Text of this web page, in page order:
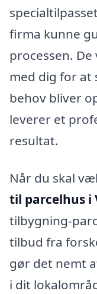
firma kunne
processen.
med dig for at
behov bliver
leverer et
resultat.
Når du skal
til parcelhus i
tilbygning-
tilbud fra
gør det nemt
i dit